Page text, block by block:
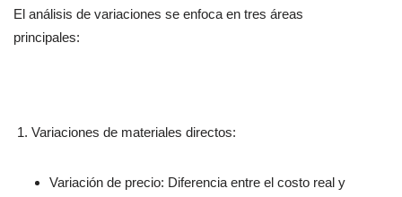
El análisis de variaciones se enfoca en tres áreas
principales:
Variaciones de materiales directos:
Variación de precio: Diferencia entre el costo real y